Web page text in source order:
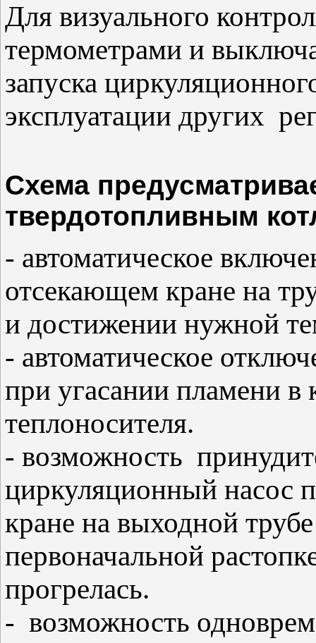
Для визуального
термометрами и
запуска
эксплуатации других
Схема
твердотопливным
- автоматическое
отсекающем кране на
и достижении нужной
- автоматическое
при угасании пламени в
теплоносителя.
- возможность
циркуляционный насос
кране на выходной
первоначальной
прогрелась.
- возможность